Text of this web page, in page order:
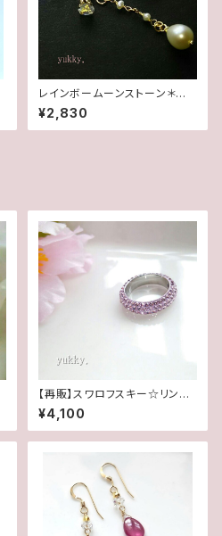
レインボームーンストーン＊淡
水2wayポストピアス14kgf
¥2,830
【再販】スワロフスキー☆リング
☆アメジスト(16.5号)
¥4,100